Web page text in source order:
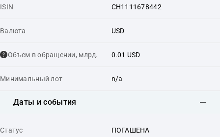
ISIN CH1111678442
Валюта USD
Объем в обращении, млрд. 0.01 USD
Минимальный лот n/a
Даты и события
Статус ПОГАШЕНА